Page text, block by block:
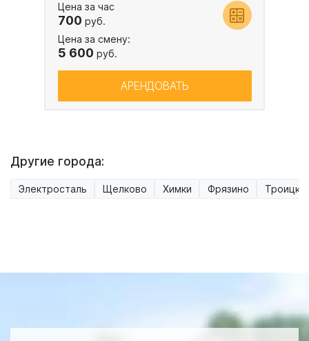
Цена за час
700 руб.
Цена за смену:
5 600 руб.
АРЕНДОВАТЬ
Другие города:
Электросталь Щелково Химки Фрязино Троицк